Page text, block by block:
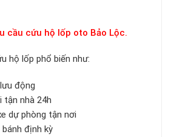
cầu cứu hộ lốp oto Bảo Lộc.
hộ lốp phổ biến như:
động
nhà 24h
phòng tận nơi
định kỳ